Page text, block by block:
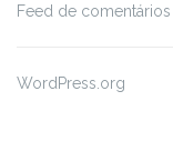
Feed de comentários
WordPress.org